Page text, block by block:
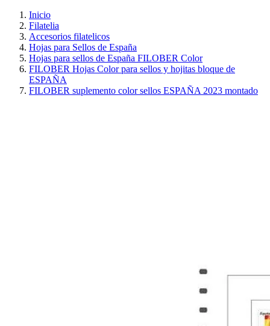
Inicio
Filatelia
Accesorios filatelicos
Hojas para Sellos de España
Hojas para sellos de España FILOBER Color
FILOBER Hojas Color para sellos y hojitas bloque de
ESPAÑA
FILOBER suplemento color sellos ESPAÑA 2023 montado